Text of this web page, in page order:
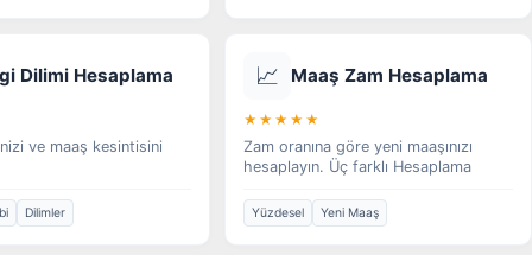
Dilimi Hesaplama
ve maaş kesintisini
Dilimler
📈 Maaş Zam Hesaplama
★★★★★
Zam oranına göre yeni maaşınızı
hesaplayın. Üç farklı Hesaplama
Yüzdesel Yeni Maaş